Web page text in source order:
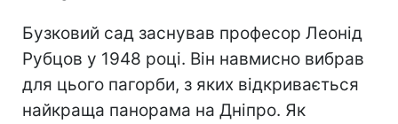
Бузковий сад заснував професор Леонід
Рубцов у 1948 році. Він навмисно вибрав
для цього пагорби, з яких відкривається
найкраща панорама на Дніпро. Як